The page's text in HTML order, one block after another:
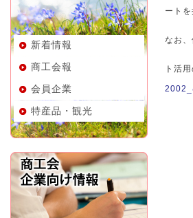
新着情報
商工会報
会員企業
特産品・観光
ートを
なお
ト活
2002_